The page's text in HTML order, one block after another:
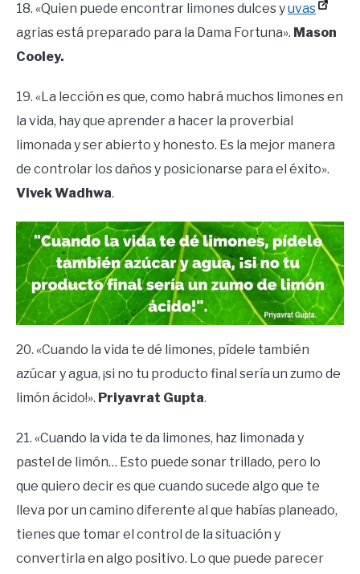
18. «Quien puede encontrar limones dulces yuvas
agrias está preparado para la Dama Fortuna». Mason
Cooley.
19. «La lección es que, como habrá muchos limones en
la vida, hay que aprender a hacer la proverbial
limonada y ser abierto y honesto. Es la mejor manera
de controlar los daños y posicionarse para el éxito».
Vivek Wadhwa.
20. «Cuando la vida te dé limones, pídele también
azúcar y agua, ¡si no tu producto final sería un zumo de
limón ácido!». Priyavrat Gupta.
21. «Cuando la vida te da limones, haz limonada y
pastel de limón… Esto puede sonar trillado, pero lo
que quiero decir es que cuando sucede algo que te
lleva por un camino diferente al que habías planeado,
tienes que tomar el control de la situación y
convertirla en algo positivo. Lo que puede parecer